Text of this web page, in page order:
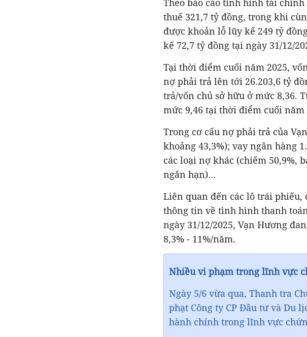
thuế 321,7 tỷ đồng, trong khi
được khoản lỗ lũy kế 249 tỷ
nợ phải trả lên tới 26.203,6 tỷ
trả/vốn chủ sở hữu ở mức 8,36.
khoảng 43,3%); vay ngân hàng
các loại nợ khác (chiếm 50,9%,
thông tin về tình hình thanh
ngày 31/12/2025, Vạn Hương
Nhiều vi phạm trong lĩnh vực
phạt Công ty CP Đầu tư và Du